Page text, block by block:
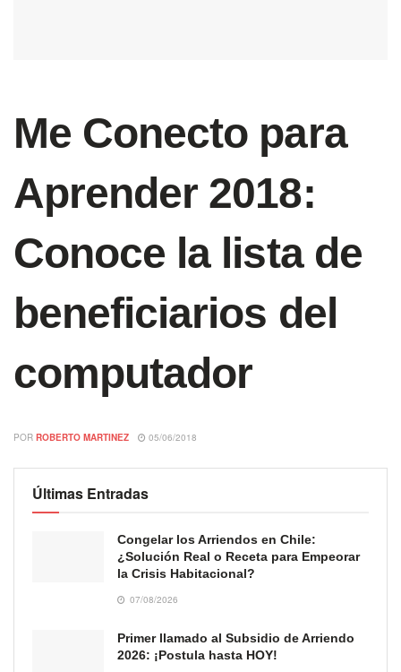
Me Conecto para
Aprender 2018:
Conoce la lista de
beneficiarios del
computador
POR ROBERTO MARTINEZ 05/06/2018
Últimas Entradas
Congelar los Arriendos en Chile:
¿Solución Real o Receta para Empeorar
la Crisis Habitacional?
07/08/2026
Primer llamado al Subsidio de Arriendo
2026: ¡Postula hasta HOY!